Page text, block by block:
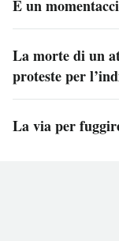
È un
La morte di un
proteste per
La via per